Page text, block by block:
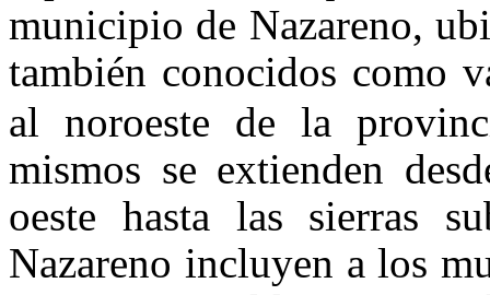
municipio de Nazareno,
también conocidos como
al noroeste de la
mismos se extienden
oeste hasta las sierras
Nazareno incluyen a los